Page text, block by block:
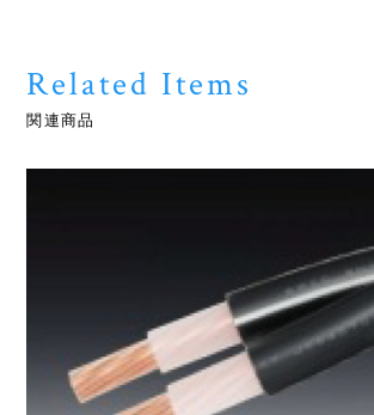
Related Items
関連商品